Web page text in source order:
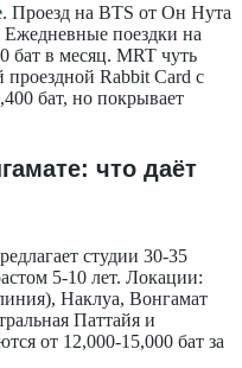
Проезд на BTS от Он Нута
Ежедневные поездки на
бат в месяц. MRT чуть
Rabbit Card с
бат, но покрывает
что даёт
студии 30-35
5-10 лет. Локации:
Наклуа, Вонгамат
Паттайя и
от 12,000-15,000 бат за